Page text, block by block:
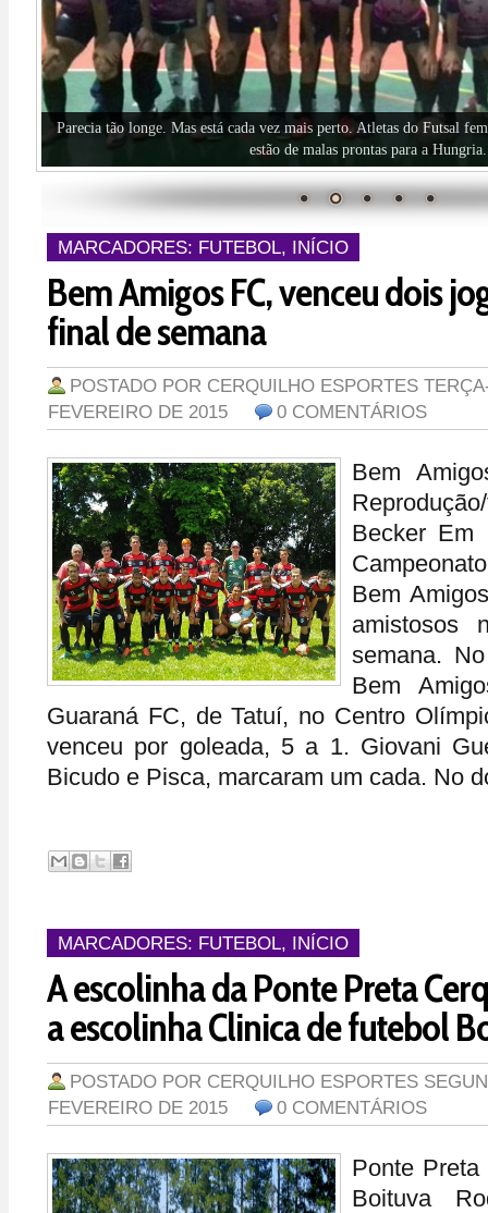
Basquete Cerquilho é vice-campeão!
MARCADORES: FUTEBOL, INÍCIO
Bem Amigos FC, venceu dois
final de semana
POSTADO POR CERQUILHO ESPORTES
FEVEREIRO DE 2015
0 COMENTÁRIOS
Bem
Becker Em
Bem
amistosos
semana.
Bem
Guaraná FC, de Tatuí, no Centro
venceu por goleada, 5 a 1. Giovani
Bicudo e Pisca, marcaram um cada. No
MARCADORES: FUTEBOL, INÍCIO
A escolinha da Ponte Preta
a escolinha Clinica de futebol
POSTADO POR CERQUILHO ESPORTES
FEVEREIRO DE 2015
0 COMENTÁRIOS
Ponte
Boituva